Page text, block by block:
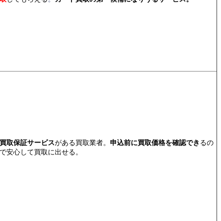
買取保証サービスがある買取業者。 申込前に買取価格を確認でき るの
で安心して買取に出せる。